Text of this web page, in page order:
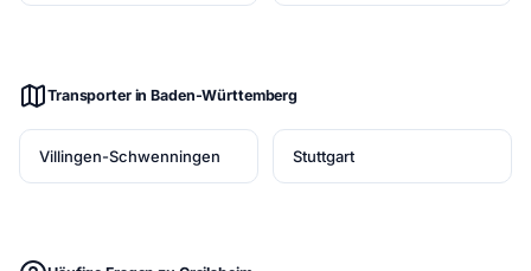
Transporter in Baden-Württemberg
Villingen-Schwenningen Stuttgart